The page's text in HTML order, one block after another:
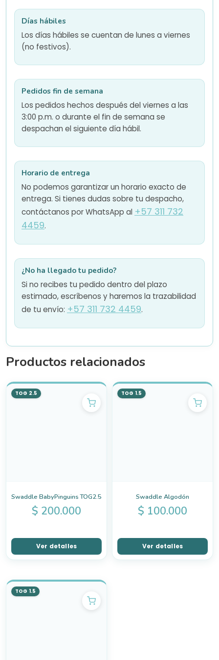
Días hábiles
Los días hábiles se cuentan de lunes a viernes
(no festivos).
Pedidos fin de semana
Los pedidos hechos después del viernes a las
3:00 p.m. o durante el fin de semana se
despachan el siguiente día hábil.
Horario de entrega
No podemos garantizar un horario exacto de
entrega. Si tienes dudas sobre tu despacho,
contáctanos por WhatsApp al +57 311 732
4459.
¿No ha llegado tu pedido?
Si no recibes tu pedido dentro del plazo
estimado, escríbenos y haremos la trazabilidad
de tu envío: +57 311 732 4459.
Productos relacionados
TOG 2.5
Swaddle BabyPinguins TOG2.5
$ 200.000
Ver detalles
TOG 1.5
Swaddle Algodón
$ 100.000
Ver detalles
TOG 1.5